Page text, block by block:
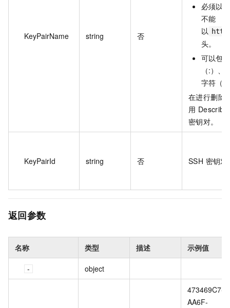
KeyPairName string 否
必须以
不能
以
头。
可以包
（:）
字符（-
在进行删除
用
密钥对。
KeyPairId string 否 SSH 密钥
返回参数
名称 类型 描述 示例值
object
473469C7-
AA6F-